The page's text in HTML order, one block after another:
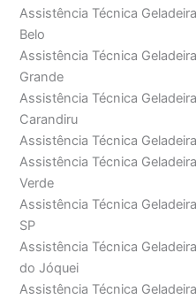
Assistência Técnica
Belo
Assistência Técnica
Grande
Assistência Técnica
Carandiru
Assistência Técnica
Assistência Técnica
Verde
Assistência Técnica
SP
Assistência Técnica
do Jóquei
Assistência Técnica